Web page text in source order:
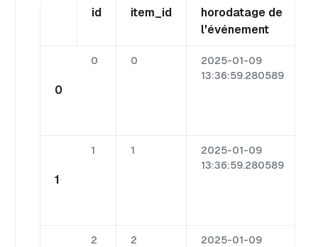
id item_id
horodatage de
l'événement
0
0 0
2025-01-09
13:36:59.280589
1
1 1
2025-01-09
13:36:59.280589
2 2
2025-01-09